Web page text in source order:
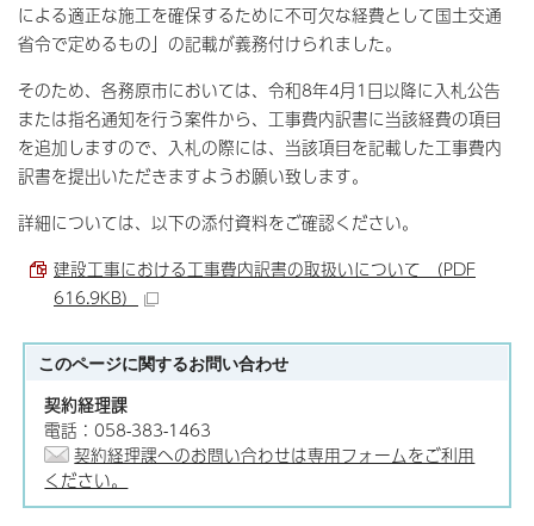
による適正な施工を確保するために不可欠な経費として国土交通
省令で定めるもの」の記載が義務付けられました。
そのため、各務原市においては、令和8年4月1日以降に入札公告
または指名通知を行う案件から、工事費内訳書に当該経費の項目
を追加しますので、入札の際には、当該項目を記載した工事費内
訳書を提出いただきますようお願い致します。
詳細については、以下の添付資料をご確認ください。
建設工事における工事費内訳書の取扱いについて （PDF
616.9KB）
このページに関するお問い合わせ
契約経理課
電話：058-383-1463
契約経理課へのお問い合わせは専用フォームをご利用
ください。